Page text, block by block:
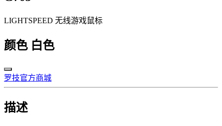
LIGHTSPEED 无线游戏鼠标
颜色 白色
罗技官方商城
描述